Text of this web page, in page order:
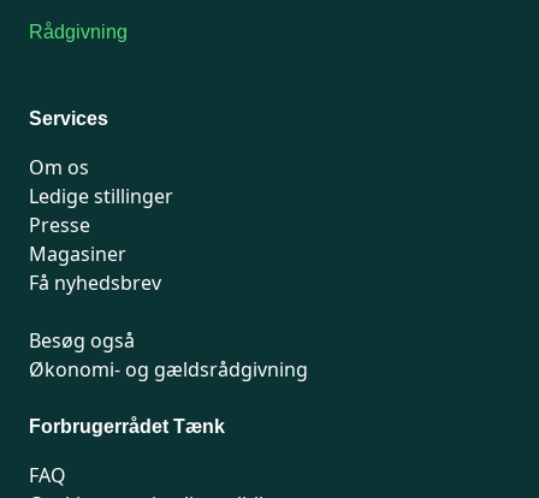
Rådgivning
Services
Om os
Ledige stillinger
Presse
Magasiner
Få nyhedsbrev
Besøg også
Økonomi- og gældsrådgivning
Forbrugerrådet Tænk
FAQ